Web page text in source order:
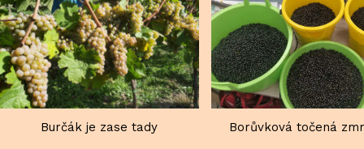
Burčák je zase tady Borůvková točená